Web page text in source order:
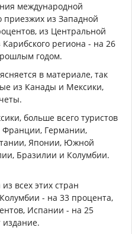
международной
приезжих из Западной
из Центральной
региона - на 26
годом.
в материале, так
из Канады и Мексики,
больше всего туристов
Германии,
Японии, Южной
Бразилии и Колумбии.
всех этих стран
- на 33 процента,
Испании - на 25
издание.